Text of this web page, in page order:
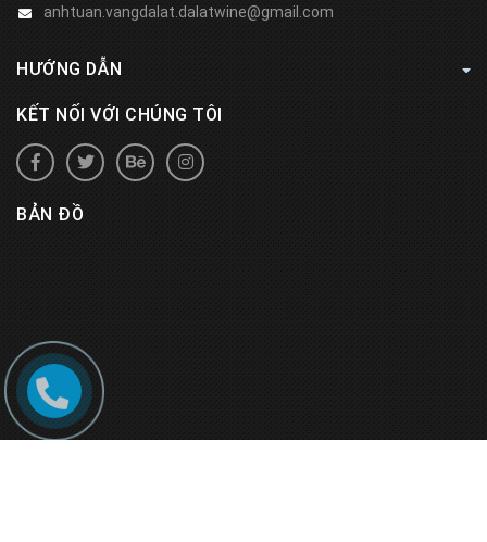
anhtuan.vangdalat.dalatwine@gmail.com
HƯỚNG DẪN
KẾT NỐI VỚI CHÚNG TÔI
BẢN ĐỒ